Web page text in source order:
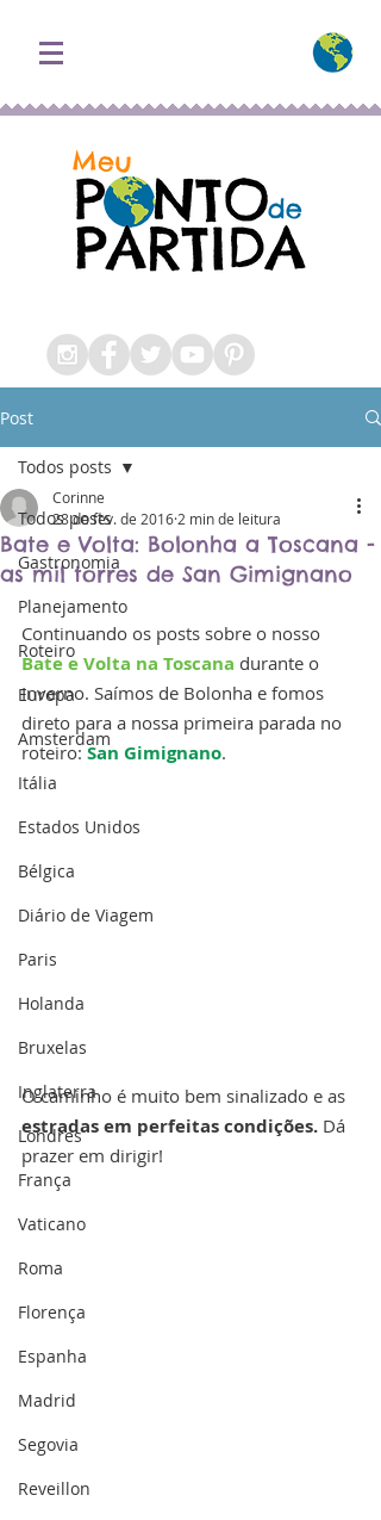
Post
Todos posts
Gastronomia
Planejamento
Roteiro
Europa
Amsterdam
Itália
Estados Unidos
Bélgica
Diário de Viagem
Paris
Holanda
Bruxelas
Inglaterra
Londres
França
Vaticano
Roma
Florença
Espanha
Madrid
Segovia
Reveillon
Todos posts
Bate e Volta: Bolonha a Toscana -
as mil torres de San Gimignano
Corinne
28 de fev. de 2016 2 min de leitura
Continuando os posts sobre o nosso
Bate e Volta na Toscana durante o
Inverno. Saímos de Bolonha e fomos
direto para a nossa primeira parada no
roteiro: San Gimignano.
O caminho é muito bem sinalizado e as
estradas em perfeitas condições. Dá
prazer em dirigir!